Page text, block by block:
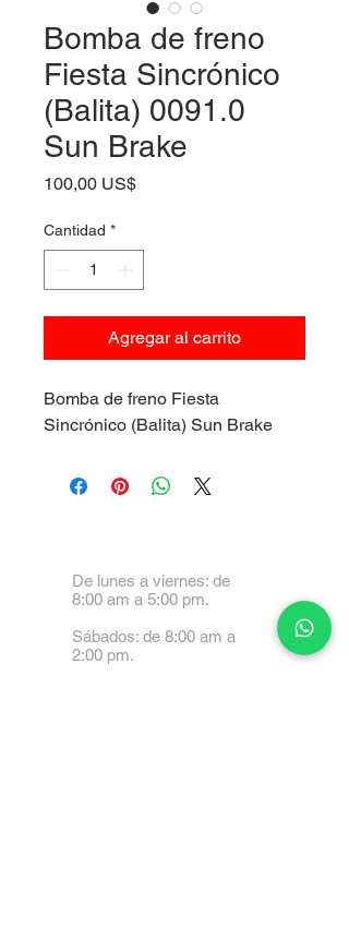
Bomba de freno
Fiesta Sincrónico
(Balita) 0091.0
Sun Brake
100,00 US$Precio
Cantidad *
Agregar al carrito
Bomba de freno Fiesta
Sincrónico (Balita) Sun Brake
De lunes a viernes: de
8:00 am a 5:00 pm.
Sábados: de 8:00 am a
2:00 pm.